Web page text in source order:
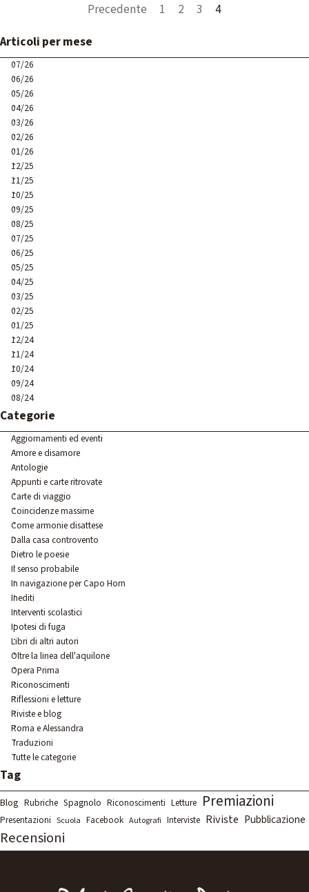
Precedente Vai a pagina:
1 Vai a pagina:
2 Vai a pagina:
3 Pagina corrente:
4
Salta blocco Articoli per mese
Articoli per mese
07/26
06/26
05/26
04/26
03/26
02/26
01/26
12/25
11/25
10/25
09/25
08/25
07/25
06/25
05/25
04/25
03/25
02/25
01/25
12/24
11/24
10/24
09/24
08/24
Salta blocco Categorie
Categorie
Aggiornamenti ed eventi
Amore e disamore
Antologie
Appunti e carte ritrovate
Carte di viaggio
Coincidenze massime
Come armonie disattese
Dalla casa controvento
Dietro le poesie
Il senso probabile
In navigazione per Capo Horn
Inediti
Interventi scolastici
Ipotesi di fuga
Libri di altri autori
Oltre la linea dell'aquilone
Opera Prima
Riconoscimenti
Riflessioni e letture
Riviste e blog
Roma e Alessandra
Traduzioni
Tutte le categorie
Salta blocco Tag
Tag
Blog Rubriche Spagnolo Riconoscimenti Letture Premiazioni
Presentazioni Scuola Facebook Autografi Interviste Riviste Pubblicazione
Recensioni